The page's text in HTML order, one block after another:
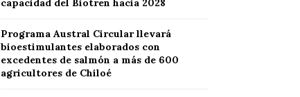
capacidad del Biotren hacia 2028
Programa Austral Circular llevará
bioestimulantes elaborados con
excedentes de salmón a más de 600
agricultores de Chiloé